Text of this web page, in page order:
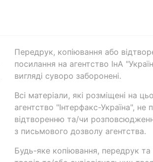
Передрук, копіювання або
посилання на агентство ІнА
вигляді суворо заборонені.
Всі матеріали, які розміщені на
агентство "Інтерфакс-Україна",
відтворенню та/чи
з письмового дозволу агентства.
Будь-яке копіювання, передрук та